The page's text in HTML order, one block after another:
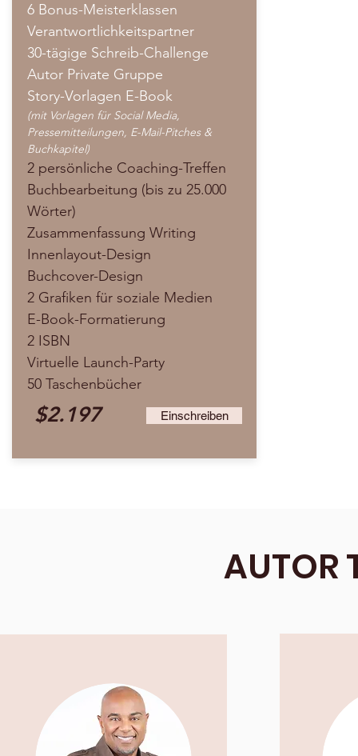
6 Bonus-Meisterklassen
Verantwortlichkeitspartner
30-tägige Schreib-Challenge
Autor Private Gruppe
Story-Vorlagen E-Book
(mit Vorlagen für Social Media,
Pressemitteilungen, E-Mail-Pitches &
Buchkapitel)
2 persönliche Coaching-Treffen
Buchbearbeitung (bis zu 25.000
Wörter)
Zusammenfassung Writing
Innenlayout-Design
Buchcover-Design
2 Grafiken für soziale Medien
E-Book-Formatierung
2 ISBN
Virtuelle Launch-Party
50 Taschenbücher
$2.197 Einschreiben
AUTOR